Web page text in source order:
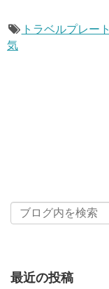
トラベルプレート
気
最近の投稿